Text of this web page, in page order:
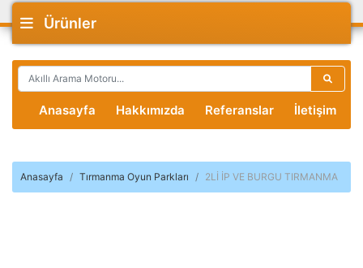
Ürünler
Anasayfa Hakkımızda Referanslar İletişim
Anasayfa Tırmanma Oyun Parkları 2Lİ İP VE BURGU TIRMANMA